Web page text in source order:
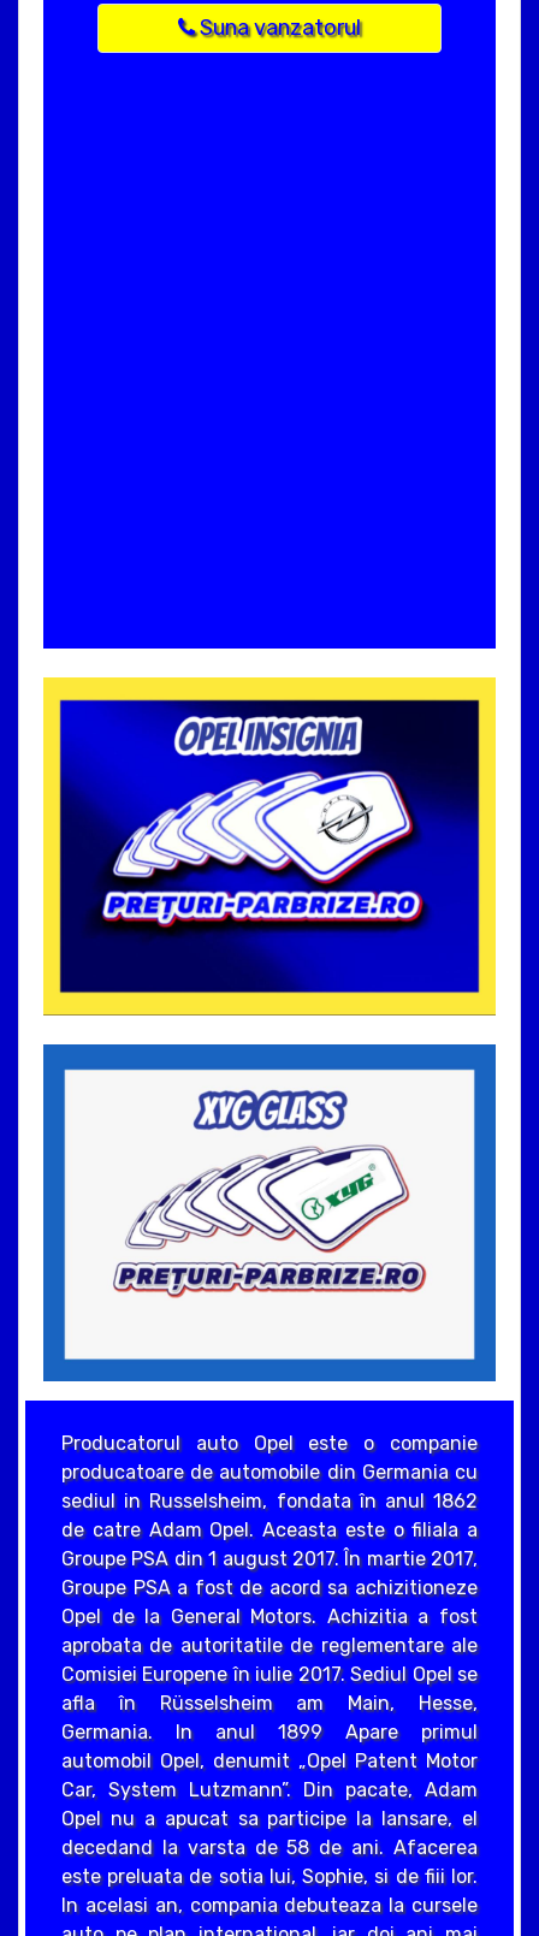
Suna vanzatorul
Producatorul auto Opel este o companie
producatoare de automobile din Germania cu
sediul in Russelsheim, fondata în anul 1862
de catre Adam Opel. Aceasta este o filiala a
Groupe PSA din 1 august 2017. În martie 2017,
Groupe PSA a fost de acord sa achizitioneze
Opel de la General Motors. Achizitia a fost
aprobata de autoritatile de reglementare ale
Comisiei Europene în iulie 2017. Sediul Opel se
afla în Rüsselsheim am Main, Hesse,
Germania. In anul 1899 Apare primul
automobil Opel, denumit „Opel Patent Motor
Car, System Lutzmann”. Din pacate, Adam
Opel nu a apucat sa participe la lansare, el
decedand la varsta de 58 de ani. Afacerea
este preluata de sotia lui, Sophie, si de fiii lor.
In acelasi an, compania debuteaza la cursele